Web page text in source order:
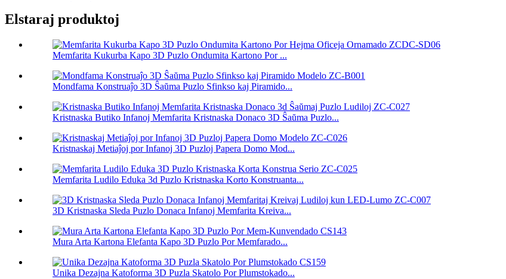
Elstaraj produktoj
Memfarita Kukurba Kapo 3D Puzlo Ondumita Kartono Por ...
Mondfama Konstruaĵo 3D Ŝaŭma Puzlo Sfinkso kaj Piramido...
Kristnaska Butiko Infanoj Memfarita Kristnaska Donaco 3D Ŝaŭma Puzlo...
Kristnaskaj Metiaĵoj por Infanoj 3D Puzloj Papera Domo Mod...
Memfarita Ludilo Eduka 3d Puzlo Kristnaska Korto Konstruanta...
3D Kristnaska Sleda Puzlo Donaca Infanoj Memfarita Kreiva...
Mura Arta Kartona Elefanta Kapo 3D Puzlo Por Memfarado...
Unika Dezajna Katoforma 3D Puzla Skatolo Por Plumstokado...